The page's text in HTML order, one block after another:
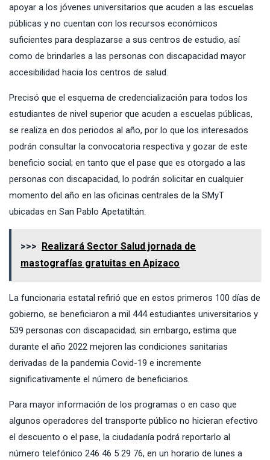
apoyar a los jóvenes universitarios que acuden a las escuelas
públicas y no cuentan con los recursos económicos
suficientes para desplazarse a sus centros de estudio, así
como de brindarles a las personas con discapacidad mayor
accesibilidad hacia los centros de salud.
Precisó que el esquema de credencialización para todos los
estudiantes de nivel superior que acuden a escuelas públicas,
se realiza en dos periodos al año, por lo que los interesados
podrán consultar la convocatoria respectiva y gozar de este
beneficio social; en tanto que el pase que es otorgado a las
personas con discapacidad, lo podrán solicitar en cualquier
momento del año en las oficinas centrales de la SMyT
ubicadas en San Pablo Apetatiltán.
>>> Realizará Sector Salud jornada de
mastografías gratuitas en Apizaco
La funcionaria estatal refirió que en estos primeros 100 días de
gobierno, se beneficiaron a mil 444 estudiantes universitarios y
539 personas con discapacidad; sin embargo, estima que
durante el año 2022 mejoren las condiciones sanitarias
derivadas de la pandemia Covid-19 e incremente
significativamente el número de beneficiarios.
Para mayor información de los programas o en caso que
algunos operadores del transporte público no hicieran efectivo
el descuento o el pase, la ciudadanía podrá reportarlo al
número telefónico 246 46 5 29 76, en un horario de lunes a